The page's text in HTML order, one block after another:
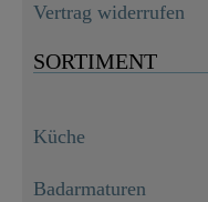
Vertrag widerrufen
SORTIMENT
Küche
Badarmaturen